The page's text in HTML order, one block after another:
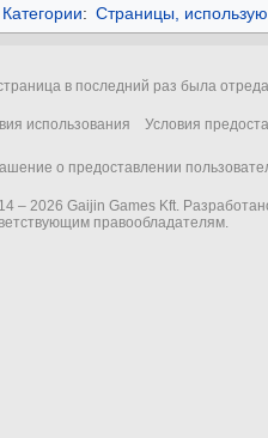
Категории: Страницы,
в последний раз была
использования Условия
о предоставлении
– 2026 Gaijin Games Kft.
правообладателям.